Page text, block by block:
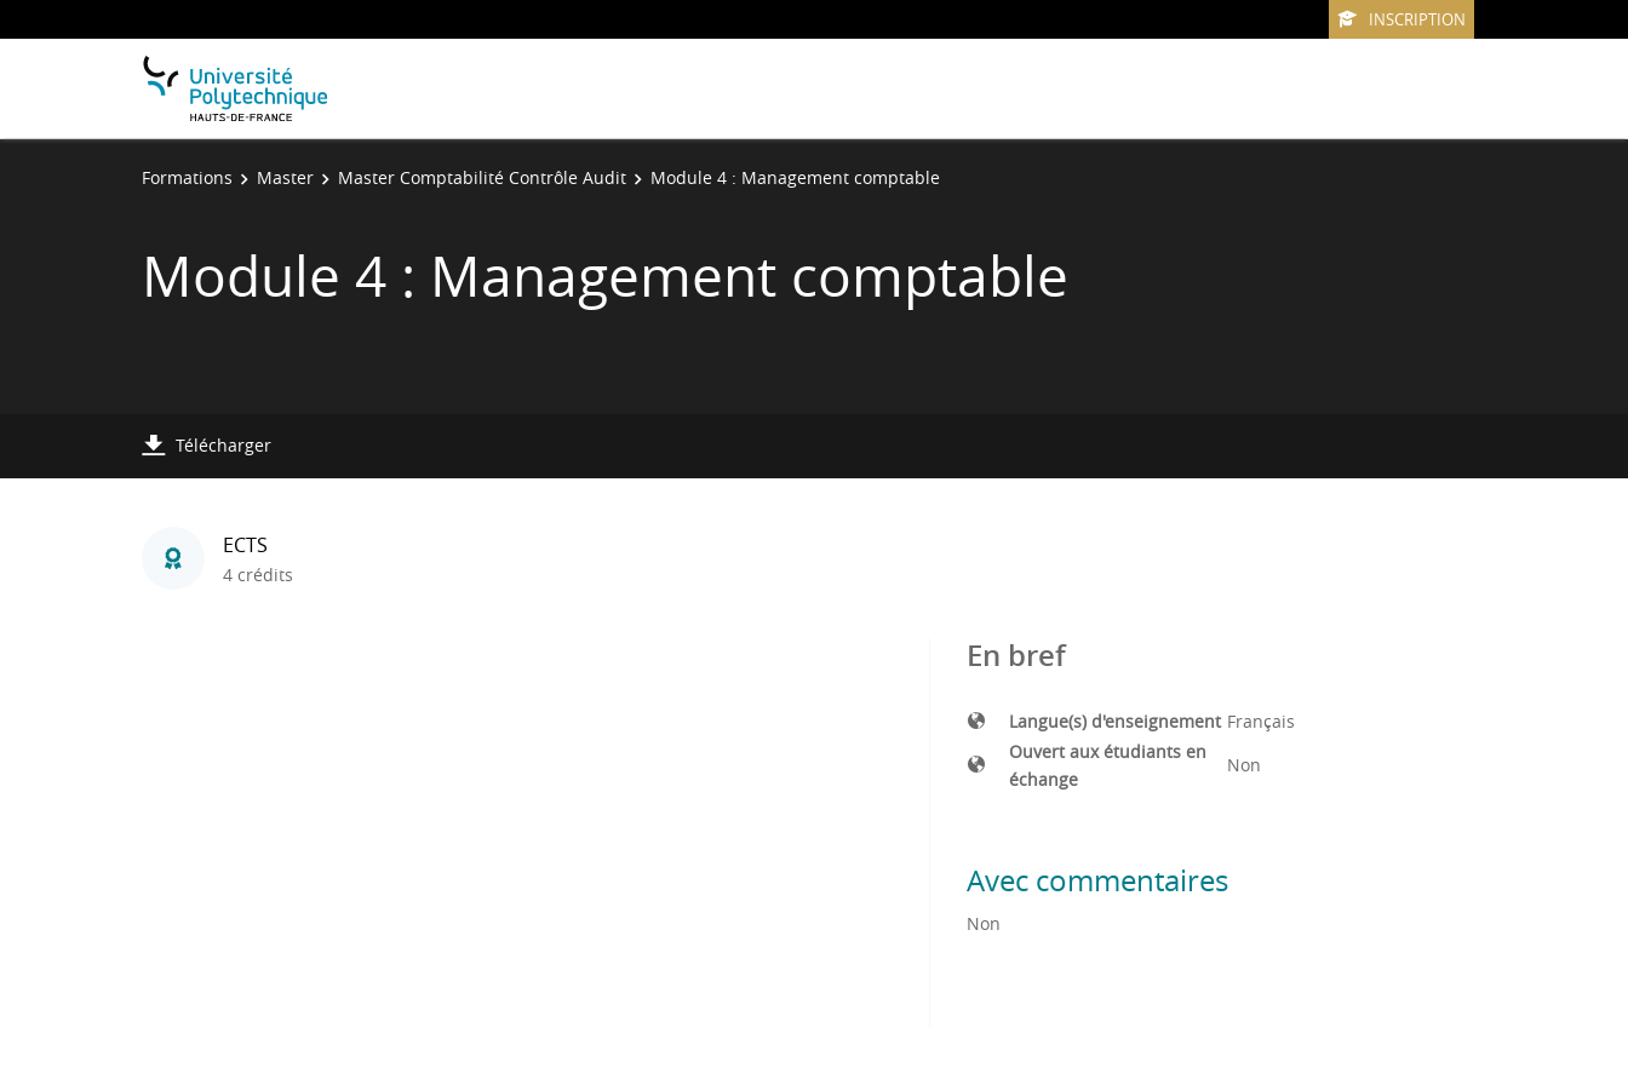
INSCRIPTION
Formations Master Master Comptabilité Contrôle Audit Module 4 : Management comptable
Module 4 : Management comptable
Télécharger
ECTS
4 crédits
En bref
Langue(s) d'enseignement Français
Ouvert aux étudiants en
échange
Non
Avec commentaires
Non